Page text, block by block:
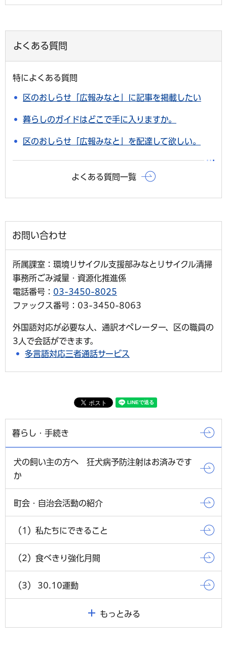
よくある質問
特によくある質問
区のおしらせ「広報みなと」に記事を掲載したい
暮らしのガイドはどこで手に入りますか。
区のおしらせ「広報みなと」を配達して欲しい。
よくある質問一覧
お問い合わせ
所属課室：環境リサイクル支援部みなとリサイクル清掃
事務所ごみ減量・資源化推進係
電話番号： 03-3450-8025
ファックス番号：03-3450-8063
外国語対応が必要な人、通訳オペレーター、区の職員の
3人で会話ができます。
多言語対応三者通話サービス
暮らし・手続き
犬の飼い主の方へ 狂犬病予防注射はお済みです
か
町会・自治会活動の紹介
（1）私たちにできること
（2）食べきり強化月間
（3） 30.10運動
もっとみる